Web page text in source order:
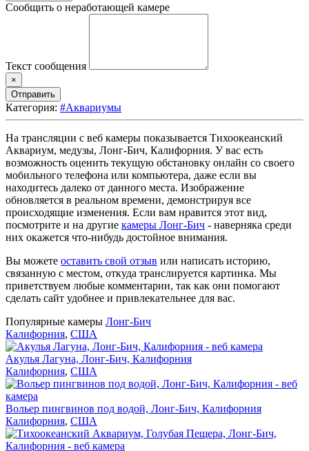
Сообщить о неработающей камере
Текст сообщения
×
Отправить
Категория: #Аквариумы
На трансляции с веб камеры показывается Тихоокеанский
Аквариум, медузы, Лонг-Бич, Калифорния. У вас есть
возможность оценить текущую обстановку онлайн со своего
мобильного телефона или компьютера, даже если вы
находитесь далеко от данного места. Изображение
обновляется в реальном времени, демонстрируя все
происходящие изменения. Если вам нравится этот вид,
посмотрите и на другие камеры Лонг-Бич - наверняка среди
них окажется что-нибудь достойное внимания.
Вы можете оставить свой отзыв или написать историю,
связанную с местом, откуда транслируется картинка. Мы
приветствуем любые комментарии, так как они помогают
сделать сайт удобнее и привлекательнее для вас.
Популярные камеры Лонг-Бич
Калифорния, США
Акулья Лагуна, Лонг-Бич, Калифорния
Калифорния, США
Вольер пингвинов под водой, Лонг-Бич, Калифорния
Калифорния, США